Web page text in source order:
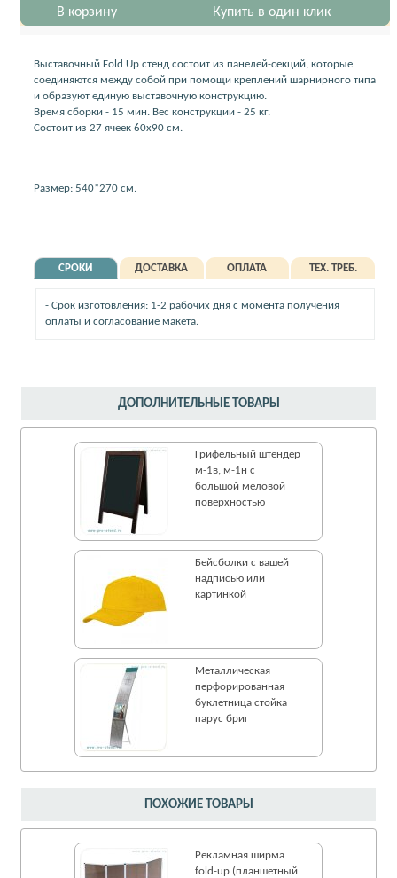
В корзину Купить в один клик
Выставочный Fold Up стенд состоит из панелей-секций, которые
соединяются между собой при помощи креплений шарнирного типа
и образуют единую выставочную конструкцию.
Время сборки - 15 мин. Вес конструкции - 25 кг.
Состоит из 27 ячеек 60х90 см.
Размер: 540*270 см.
СРОКИ ДОСТАВКА ОПЛАТА ТЕХ. ТРЕБ.
- Срок изготовления: 1-2 рабочих дня с момента получения
оплаты и согласование макета.
ПОХОЖИЕ ТОВАРЫ
Рекламная ширма
fold-up (планшетный
ДОПОЛНИТЕЛЬНЫЕ ТОВАРЫ
Грифельный штендер
м-1в, м-1н c
большой меловой
поверхностью
Бейсболки с вашей
надписью или
картинкой
Металлическая
перфорированная
буклетница стойка
парус бриг